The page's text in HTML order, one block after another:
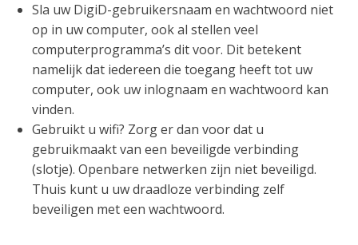
Sla uw DigiD-gebruikersnaam en wachtwoord niet
op in uw computer, ook al stellen veel
computerprogramma’s dit voor. Dit betekent
namelijk dat iedereen die toegang heeft tot uw
computer, ook uw inlognaam en wachtwoord kan
vinden.
Gebruikt u wifi? Zorg er dan voor dat u
gebruikmaakt van een beveiligde verbinding
(slotje). Openbare netwerken zijn niet beveiligd.
Thuis kunt u uw draadloze verbinding zelf
beveiligen met een wachtwoord.